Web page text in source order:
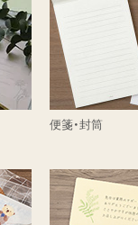
便箋・封筒